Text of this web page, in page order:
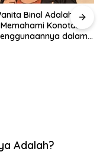
Binal Adalah
Konotasi
dalam
Adalah?